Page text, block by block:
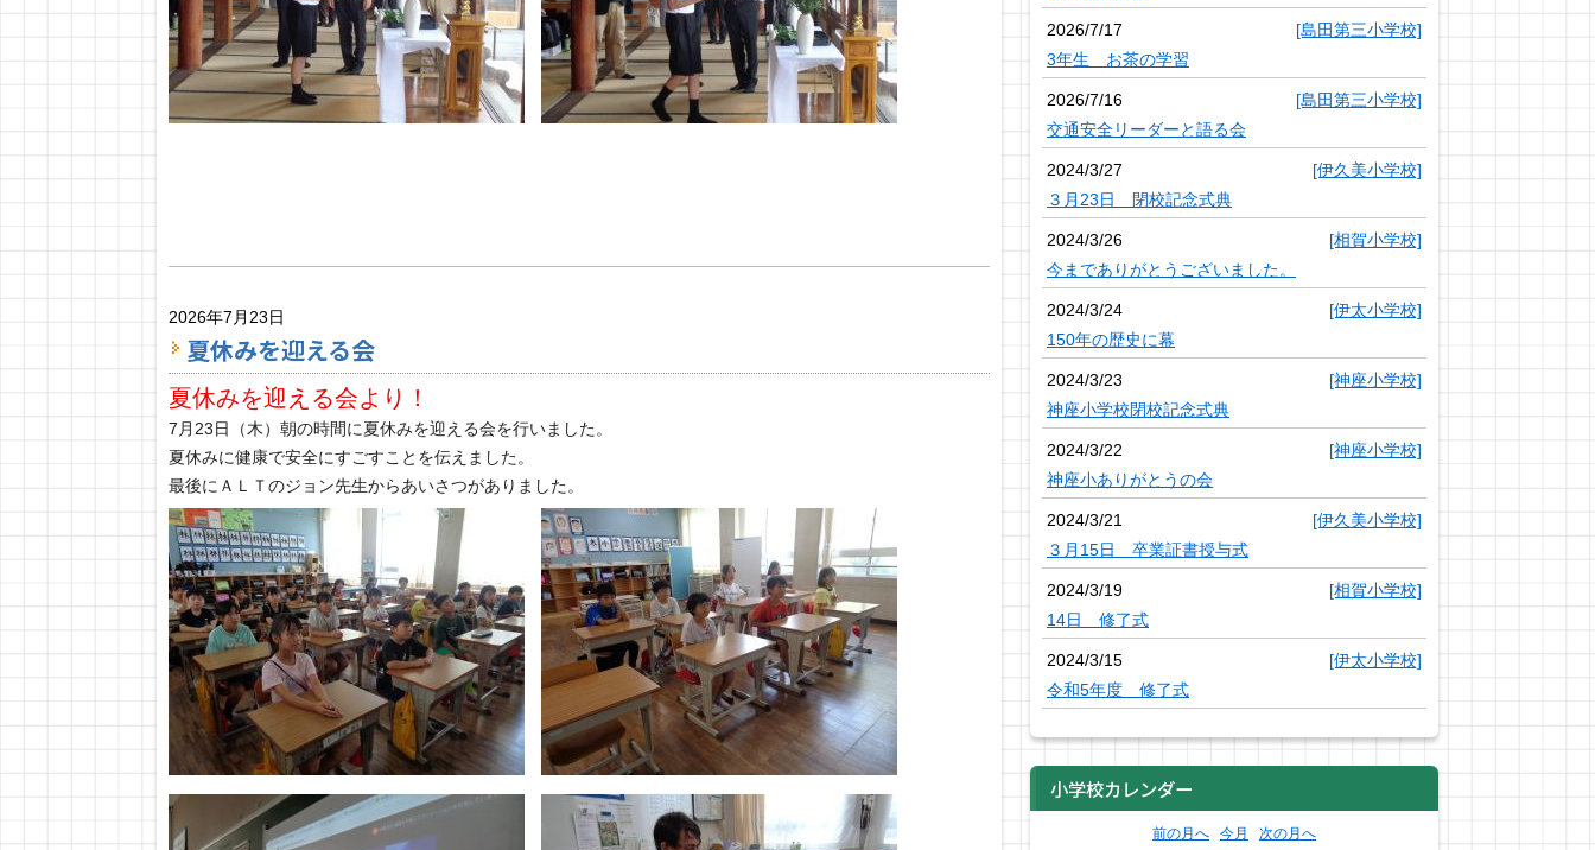
2026年7月23日
夏休みを迎える会
夏休みを迎える会より！
7月23日（木）朝の時間に夏休みを迎える会を行いました。
夏休みに健康で安全にすごすことを伝えました。
最後にＡＬＴのジョン先生からあいさつがありました。
2026/7/17
[島田第三小学校]
3年生 お茶の学習
2026/7/16
[島田第三小学校]
交通安全リーダーと語る会
2024/3/27
[伊久美小学校]
３月23日 閉校記念式典
2024/3/26
[相賀小学校]
今までありがとうございました。
2024/3/24
[伊太小学校]
150年の歴史に幕
2024/3/23
[神座小学校]
神座小学校閉校記念式典
2024/3/22
[神座小学校]
神座小ありがとうの会
2024/3/21
[伊久美小学校]
３月15日 卒業証書授与式
2024/3/19
[相賀小学校]
14日 修了式
2024/3/15
[伊太小学校]
令和5年度 修了式
小学校カレンダー
前の月へ 今月 次の月へ